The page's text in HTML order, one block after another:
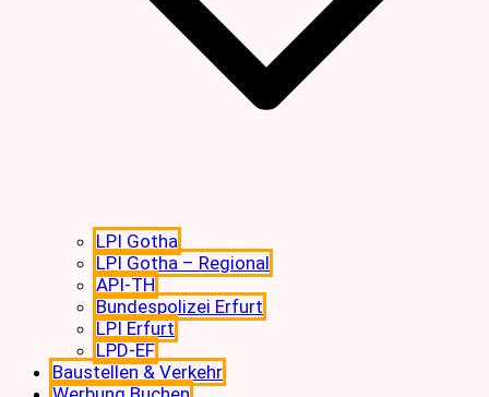
LPI Gotha
LPI Gotha – Regional
API-TH
Bundespolizei Erfurt
LPI Erfurt
LPD-EF
Baustellen & Verkehr